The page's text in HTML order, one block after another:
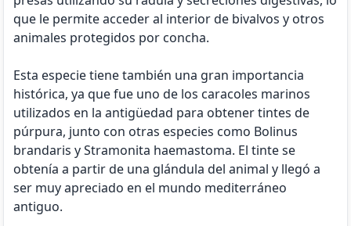
que le permite acceder al interior de bivalvos y otros
animales protegidos por concha.
Esta especie tiene también una gran importancia
histórica, ya que fue uno de los caracoles marinos
utilizados en la antigüedad para obtener tintes de
púrpura, junto con otras especies como Bolinus
brandaris y Stramonita haemastoma. El tinte se
obtenía a partir de una glándula del animal y llegó a
ser muy apreciado en el mundo mediterráneo
antiguo.